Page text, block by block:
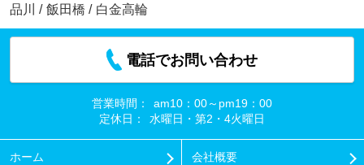
品川
/ 飯田橋 / 白金高輪
電話でお問い合わせ
営業時間：
am10：00～pm19：00
定休日：
水曜日・第2・4火曜日
ホーム 会社概要